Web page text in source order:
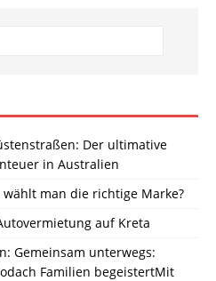
Der ultimative
in Australien
man die richtige Marke?
auf Kreta
Gemeinsam unterwegs:
Familien begeistertMit